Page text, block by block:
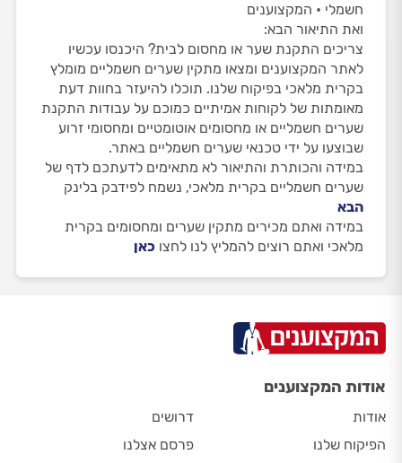
חשמלי • המקצוענים
ואת התיאור הבא:
צריכים התקנת שער או מחסום לבית? היכנסו עכשיו
לאתר המקצוענים ומצאו מתקין שערים חשמליים מומלץ
בקרית מלאכי בפיקוח שלנו. תוכלו להיעזר בחוות דעת
מאומתות של לקוחות אמיתיים כמוכם על עבודות התקנת
שערים חשמליים או מחסומים אוטומטיים ומחסומי זרוע
שבוצעו על ידי טכנאי שערים חשמליים באתר.
במידה והכותרת והתיאור לא מתאימים לדעתכם לדף של
שערים חשמליים בקרית מלאכי, נשמח לפידבק בלינק
הבא
במידה ואתם מכירים מתקין שערים ומחסומים בקרית
מלאכי ואתם רוצים להמליץ לנו לחצו כאן
אודות המקצוענים
אודות
הפיקוח שלנו
דרושים
פרסם אצלנו